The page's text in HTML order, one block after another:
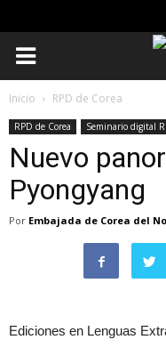
Inicio RPD de Corea
RPD de Corea Seminario digital
Nuevo
Pyongyang
Por Embajada de Corea del
Ediciones en Lenguas